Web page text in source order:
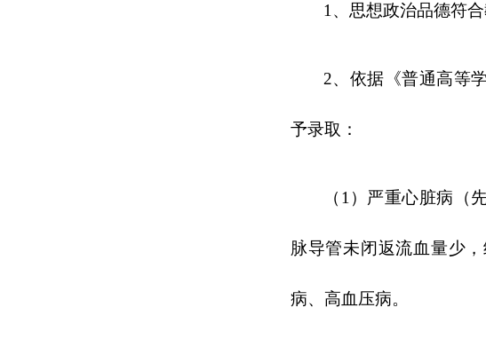
1 、 思想政治品德符
2、 依据《普通高等
予录取：
（ 1）严重心脏病（
脉导管未闭返流血量少
病、高血压病。